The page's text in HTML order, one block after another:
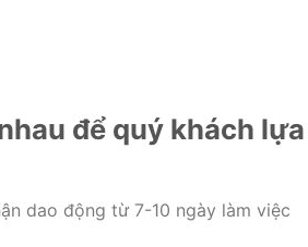
để quý khách lựa
dao động từ 7-10 ngày làm việc